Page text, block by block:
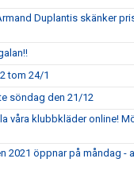
Duplantis skänker
tom 24/1
söndag den 21/12
våra klubbkläder online!
2021 öppnar på måndag -